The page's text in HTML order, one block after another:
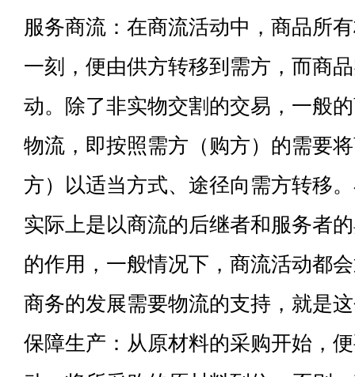
服务商流：在商流活动中，商品所
一刻，便由供方转移到需方，而商
动。除了非实物交割的交易，一般
物流，即按照需方（购方）的需要
方）以适当方式、途径向需方转移
实际上是以商流的后继者和服务者
的作用，一般情况下，商流活动都
商务的发展需要物流的支持，就是
保障生产：从原材料的采购开始，